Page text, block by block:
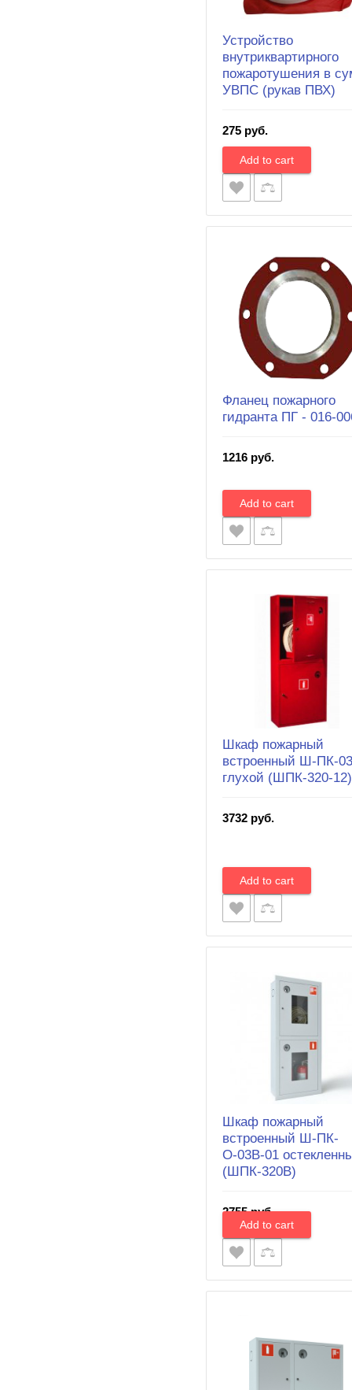
Устройство
внутриквартирного
пожаротушения в
УВПС (рукав ПВХ)
275 руб.
Фланец пожарного
гидранта ПГ - 016-
1216 руб.
Шкаф пожарный
встроенный Ш-ПК-
глухой (ШПК-320-12)
3732 руб.
Шкаф пожарный
встроенный Ш-ПК-
О-03В-01
(ШПК-320В)
2755 руб.